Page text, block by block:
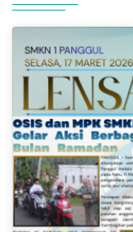
Berita Lain